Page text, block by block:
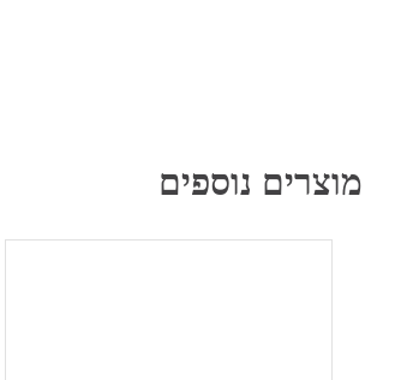
מוצרים נוספים